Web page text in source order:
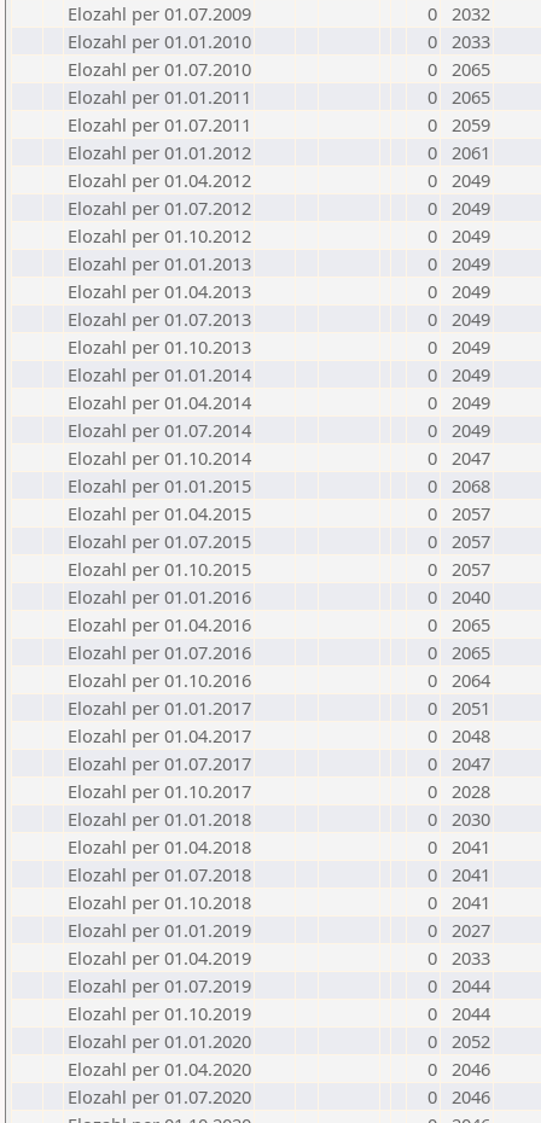
Elozahl per 01.07.2009
0 2032
Elozahl per 01.01.2010
0 2033
Elozahl per 01.07.2010
0 2065
Elozahl per 01.01.2011
0 2065
Elozahl per 01.07.2011
0 2059
Elozahl per 01.01.2012
0 2061
Elozahl per 01.04.2012
0 2049
Elozahl per 01.07.2012
0 2049
Elozahl per 01.10.2012
0 2049
Elozahl per 01.01.2013
0 2049
Elozahl per 01.04.2013
0 2049
Elozahl per 01.07.2013
0 2049
Elozahl per 01.10.2013
0 2049
Elozahl per 01.01.2014
0 2049
Elozahl per 01.04.2014
0 2049
Elozahl per 01.07.2014
0 2049
Elozahl per 01.10.2014
0 2047
Elozahl per 01.01.2015
0 2068
Elozahl per 01.04.2015
0 2057
Elozahl per 01.07.2015
0 2057
Elozahl per 01.10.2015
0 2057
Elozahl per 01.01.2016
0 2040
Elozahl per 01.04.2016
0 2065
Elozahl per 01.07.2016
0 2065
Elozahl per 01.10.2016
0 2064
Elozahl per 01.01.2017
0 2051
Elozahl per 01.04.2017
0 2048
Elozahl per 01.07.2017
0 2047
Elozahl per 01.10.2017
0 2028
Elozahl per 01.01.2018
0 2030
Elozahl per 01.04.2018
0 2041
Elozahl per 01.07.2018
0 2041
Elozahl per 01.10.2018
0 2041
Elozahl per 01.01.2019
0 2027
Elozahl per 01.04.2019
0 2033
Elozahl per 01.07.2019
0 2044
Elozahl per 01.10.2019
0 2044
Elozahl per 01.01.2020
0 2052
Elozahl per 01.04.2020
0 2046
Elozahl per 01.07.2020
0 2046